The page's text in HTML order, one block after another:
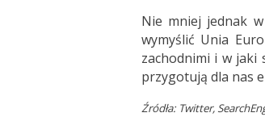
Nie mniej jednak
wymyślić Unia
zachodnimi i w jaki
przygotują dla nas
Źródła: Twitter,